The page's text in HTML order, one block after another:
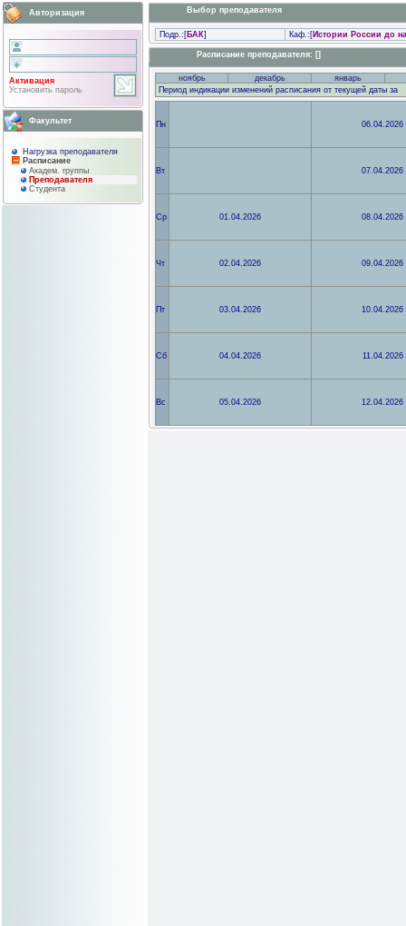
Авторизация
Активация
Установить пароль
Факультет
Нагрузка преподавателя
Расписание
Академ. группы
Преподaвателя
Студента
Выбор преподавателя
Подр.:[ БАК] Каф.:[Истории России до
Расписание преподaвателя: []
ноябрь декабрь
январь
Период индикации изменений расписания от текущей даты за
Пн 06.04.2026
Вт 07.04.2026
Ср 01.04.2026 08.04.2026
Чт 02.04.2026 09.04.2026
Пт 03.04.2026 10.04.2026
Сб 04.04.2026 11.04.2026
Вс 05.04.2026 12.04.2026